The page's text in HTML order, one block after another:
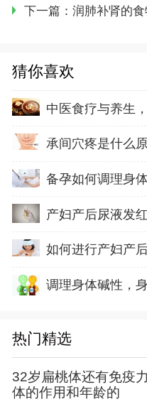
下一篇： 润肺补肾的食
猜你喜欢
中医食疗与养生
备孕如何调理身
调理身体碱性，
热门精选
32岁扁桃体还有免疫
体的作用和年龄的